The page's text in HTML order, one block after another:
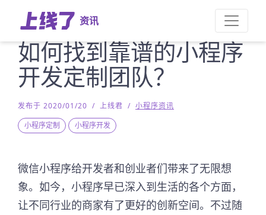
资讯
如何找到靠谱的小程序
开发定制团队？
发布于 2020/01/20 / 上线君 / 小程序资讯
小程序定制
小程序开发
微信小程序给开发者和创业者们带来了无限想
象。如今，小程序早已深入到生活的各个方面，
让不同行业的商家有了更好的创新空间。不过随